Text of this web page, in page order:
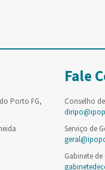
Porto FG,
Fale
Conselho
Serviço de
Gabinete